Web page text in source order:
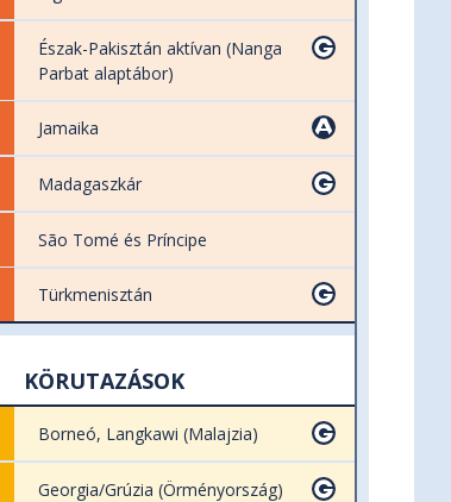
Észak-Pakisztán aktívan (Nanga
Parbat alaptábor)
Jamaika
Madagaszkár
São Tomé és Príncipe
Türkmenisztán
KÖRUTAZÁSOK
Borneó, Langkawi (Malajzia)
Georgia/Grúzia (Örményország)